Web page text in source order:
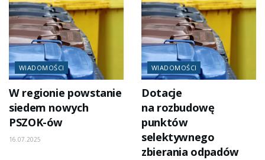
WIADOMOŚCI
W regionie powstanie
siedem nowych
PSZOK-ów
16.07.2025
WIADOMOŚCI
Dotacje
na rozbudowę
punktów
selektywnego
zbierania odpadów